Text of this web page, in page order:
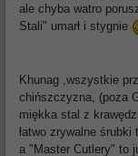
ale chyba watro
Stali" umarł i stygnie
Khunag ,wszystkie
chińszczyzna, (poza
miękka stal z
łatwo zrywalne
a "Master Cutlery" to